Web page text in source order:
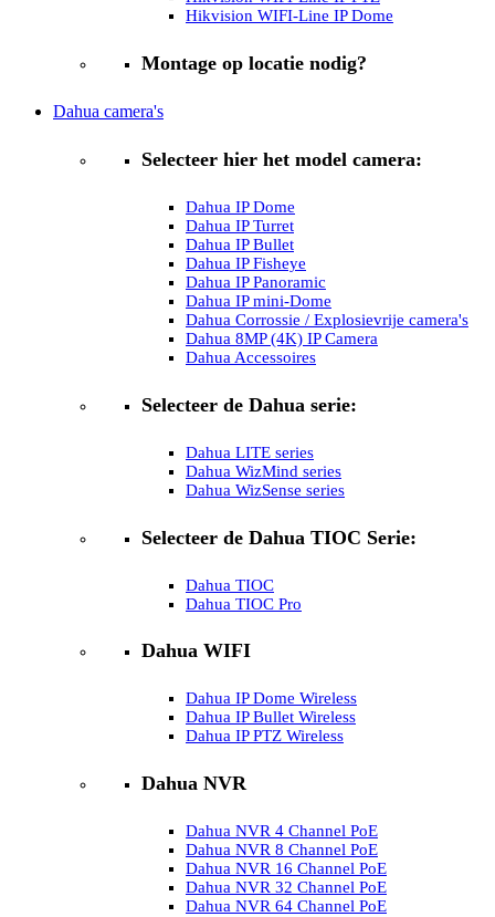
Hikvision WIFI-Line IP Dome
Montage op locatie nodig?
Dahua camera's
Selecteer hier het model camera:
Dahua IP Dome
Dahua IP Turret
Dahua IP Bullet
Dahua IP Fisheye
Dahua IP Panoramic
Dahua IP mini-Dome
Dahua Corrossie / Explosievrije camera's
Dahua 8MP (4K) IP Camera
Dahua Accessoires
Selecteer de Dahua serie:
Dahua LITE series
Dahua WizMind series
Dahua WizSense series
Selecteer de Dahua TIOC Serie:
Dahua TIOC
Dahua TIOC Pro
Dahua WIFI
Dahua IP Dome Wireless
Dahua IP Bullet Wireless
Dahua IP PTZ Wireless
Dahua NVR
Dahua NVR 4 Channel PoE
Dahua NVR 8 Channel PoE
Dahua NVR 16 Channel PoE
Dahua NVR 32 Channel PoE
Dahua NVR 64 Channel PoE